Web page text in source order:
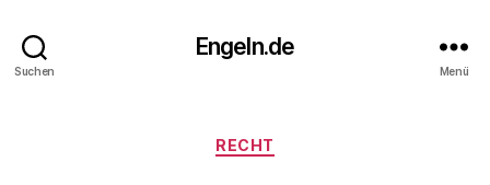
Suchen
Engeln.de
Menü
Kategorien
RECHT